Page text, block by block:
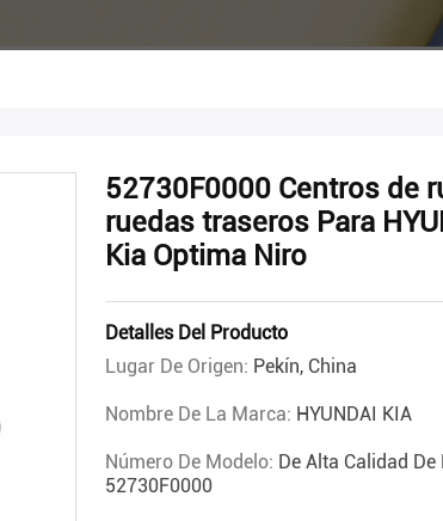
52730F0000 Centros de
ruedas traseros Para
Kia Optima Niro
Detalles Del Producto
Lugar De Origen: Pekín, China
Nombre De La Marca: HYUNDAI KIA
Número De Modelo: De Alta Calidad
52730F0000